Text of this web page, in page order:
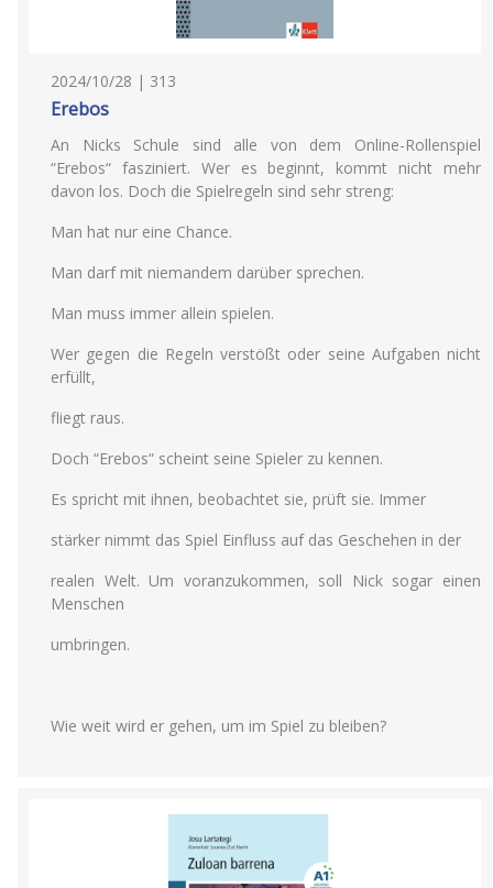
2024/10/28 | 313
Erebos
An Nicks Schule sind alle von dem Online-Rollenspiel
“Erebos“ fasziniert. Wer es beginnt, kommt nicht mehr
davon los. Doch die Spielregeln sind sehr streng:
Man hat nur eine Chance.
Man darf mit niemandem darüber sprechen.
Man muss immer allein spielen.
Wer gegen die Regeln verstößt oder seine Aufgaben nicht
erfüllt,
fliegt raus.
Doch “Erebos“ scheint seine Spieler zu kennen.
Es spricht mit ihnen, beobachtet sie, prüft sie. Immer
stärker nimmt das Spiel Einfluss auf das Geschehen in der
realen Welt. Um voranzukommen, soll Nick sogar einen
Menschen
umbringen.
Wie weit wird er gehen, um im Spiel zu bleiben?